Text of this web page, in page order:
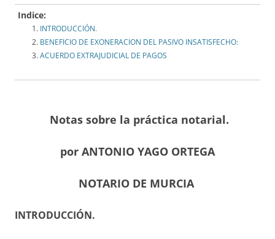
Indice:
INTRODUCCIÓN.
BENEFICIO DE EXONERACION DEL PASIVO INSATISFECHO:
ACUERDO EXTRAJUDICIAL DE PAGOS
Notas sobre la práctica notarial.
por ANTONIO YAGO ORTEGA
NOTARIO DE MURCIA
INTRODUCCIÓN.